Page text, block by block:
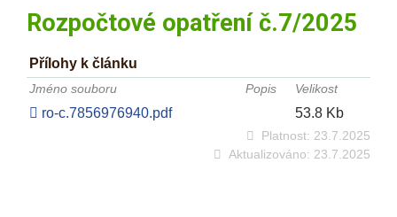
Rozpočtové opatření č.7/2025
Přílohy k článku
Jméno souboru Popis Velikost
ro-c.7856976940.pdf 53.8 Kb
Platnost: 23.7.2025
Aktualizováno: 23.7.2025